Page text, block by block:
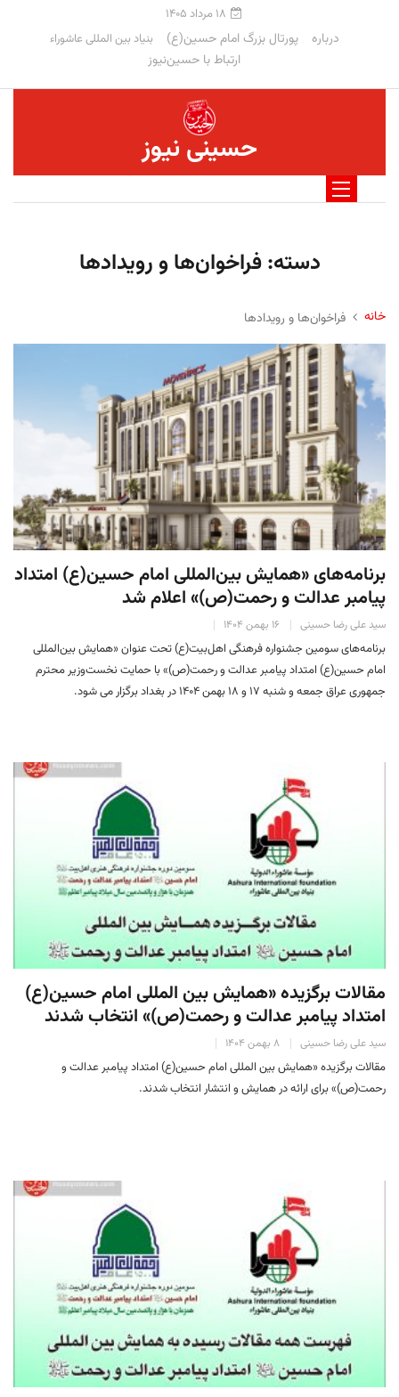
۱۸ مرداد ۱۴۰۵
درباره پورتال بزرگ امام حسین(ع) بنیاد بین المللی عاشوراء
ارتباط با حسین‌نیوز
حسینی نیوز
دسته:فراخوان‌‏‏‏ها و رویدادها
خانه فراخوان‌‏‏‏ها و رویدادها
برنامه‌های «همایش بین‌المللی امام حسین(ع) امتداد
پیامبر عدالت و رحمت(ص)» اعلام شد
سید علی رضا حسینی ۱۶ بهمن ۱۴۰۴
برنامه‌های سومین جشنواره فرهنگی اهل‌بیت(ع) تحت عنوان «همایش بین‌المللی
امام حسین(ع) امتداد پیامبر عدالت و رحمت(ص)» با حمایت نخست‌وزیر محترم
جمهوری عراق جمعه و شنبه ۱۷ و ۱۸ بهمن ۱۴۰۴ در بغداد برگزار می شود.
مقالات برگزیده «همایش بین المللی امام حسین(ع)
امتداد پیامبر عدالت و رحمت(ص)» انتخاب شدند
سید علی رضا حسینی ۸ بهمن ۱۴۰۴
مقالات برگزیده «همایش بین المللی امام حسین(ع) امتداد پیامبر عدالت و
رحمت(ص)» برای ارائه در همایش و انتشار انتخاب شدند.